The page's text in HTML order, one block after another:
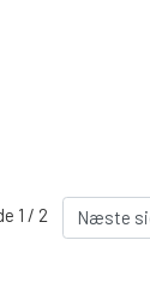
1 / 2 Næste